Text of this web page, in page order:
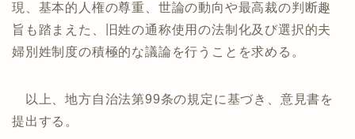
現、基本的人権の尊重、世論の動向や最高裁の判断趣
旨も踏まえた、旧姓の通称使用の法制化及び選択的夫
婦別姓制度の積極的な議論を行うことを求める。
以上、地方自治法第99条の規定に基づき、意見書を
提出する。